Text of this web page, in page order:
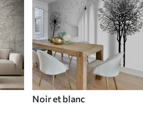
Noir et blanc